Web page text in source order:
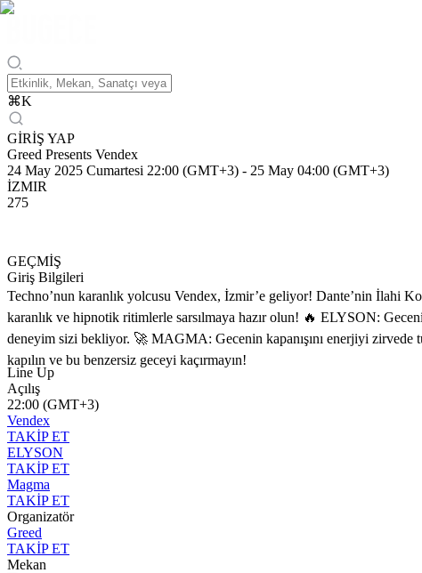
⌘K
GİRİŞ YAP
Greed Presents Vendex
24 May 2025 Cumartesi 22:00 (GMT+3) - 25 May 04:00 (GMT+3)
İZMIR
275
GEÇMİŞ
Giriş Bilgileri
Techno’nun karanlık yolcusu Vendex, İzmir’e geliyor! Dante’nin İlahi
karanlık ve hipnotik ritimlerle sarsılmaya hazır olun! 🔥 ELYSON:
deneyim sizi bekliyor. 🚀 MAGMA: Gecenin kapanışını enerjiyi
kapılın ve bu benzersiz geceyi kaçırmayın!
Line Up
Açılış
22:00 (GMT+3)
Vendex
TAKİP ET
ELYSON
TAKİP ET
Magma
TAKİP ET
Organizatör
Greed
TAKİP ET
Mekan